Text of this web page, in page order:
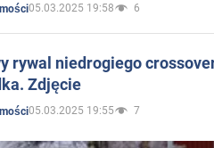
05.03.2025 19:58 6
rywal niedrogiego
Zdjęcie
05.03.2025 19:55 7